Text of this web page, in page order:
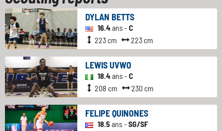
DYLAN BETTS
16.4ans - C
223 cm
223 cm
LEWIS UVWO
18.4ans - C
208 cm
230 cm
FELIPE QUINONES
18.5ans - SG/SF